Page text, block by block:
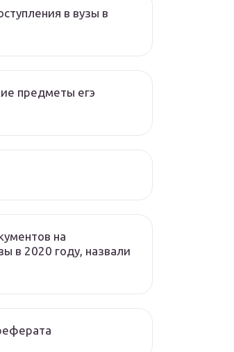
в вузы в
предметы егэ
на
в 2020 году, назвали